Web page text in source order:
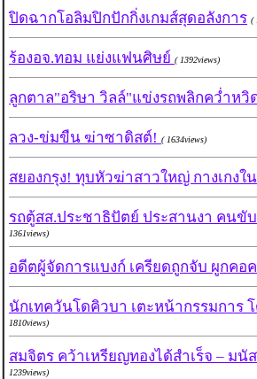
ปิดฉากโอลิมปิกปักกิ่งเกมส์สุดอลังการ (
ร้องอจ.ทอม แย่งแฟนศิษย์ ( 1392views)
ลูกตาล"อริษา วิลล์"แข่งรถพลิกคว่ำห
ลวง-ข่มขืน ฆ่าซาดิสต์! ( 1634views)
สยองกรุง! ทุบหัวฆ่าสาวใหญ่ กางเกงใ
รถตู้สส.ประชาธิปัตย์ ประสานงา คนขั
1361views)
อดีตผู้จัดการแบงก์ เครียดถูกจับ ผูกคอ
นักเทควันโดคิวบา เตะหน้ากรรมการ
1810views)
สมจิตร คว้าเหรียญทองได้สำเร็จ – มนั
1239views)